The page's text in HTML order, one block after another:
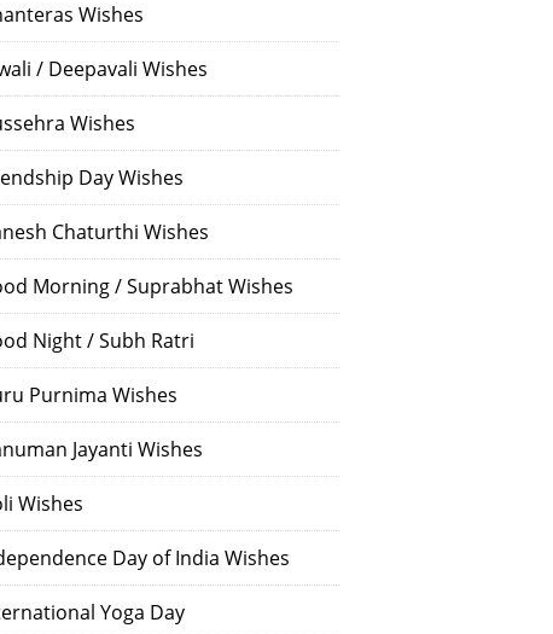
Wishes
/ Deepavali Wishes
Wishes
Day Wishes
Chaturthi Wishes
Morning / Suprabhat Wishes
Night / Subh Ratri
Purnima Wishes
Jayanti Wishes
Wishes
Day of India Wishes
Yoga Day